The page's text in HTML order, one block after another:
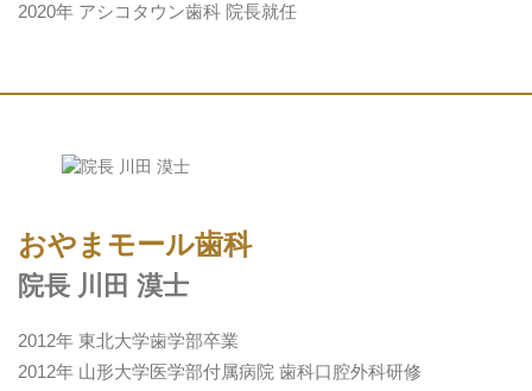
2020年 アシコタウン歯科 院長就任
おやまモール歯科
院長 川田 漠士
2012年 東北大学歯学部卒業
2012年 山形大学医学部付属病院 歯科口腔外科研修